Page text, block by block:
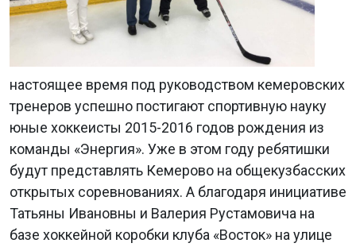
настоящее время под руководством кемеровских
тренеров успешно постигают спортивную науку
юные хоккеисты 2015-2016 годов рождения из
команды «Энергия». Уже в этом году ребятишки
будут представлять Кемерово на общекузбасских
открытых соревнованиях. А благодаря инициативе
Татьяны Ивановны и Валерия Рустамовича на
базе хоккейной коробки клуба «Восток» на улице